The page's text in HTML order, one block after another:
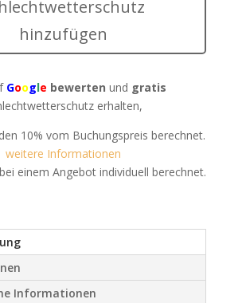
hinzufügen
Google bewerten und gratis
erhalten,
10% vom Buchungspreis berechnet.
weitere Informationen
einem Angebot individuell berechnet.
Informationen